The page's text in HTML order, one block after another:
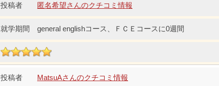
匿名希望さんのクチコミ情報
general englishコース、ＦＣＥコースに0週間
MatsuAさんのクチコミ情報